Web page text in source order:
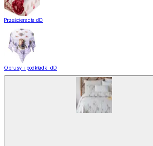
Prześcieradła dD
Obrusy i podkładki dD